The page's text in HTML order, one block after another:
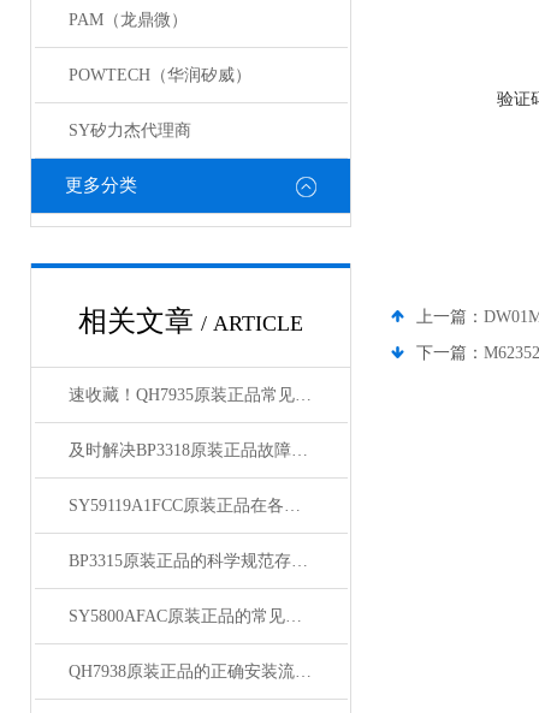
PAM（龙鼎微）
POWTECH（华润矽威）
SY矽力杰代理商
更多分类
相关文章 / ARTICLE
速收藏！QH7935原装正品常见故障的解决方法分享
及时解决BP3318原装正品故障是保障用户安全的关键
SY59119A1FCC原装正品在各领域中发挥着重要的作用
BP3315原装正品的科学规范存放方法分享
SY5800AFAC原装正品的常见故障及相应解决方案分享
QH7938原装正品的正确安装流程分享
验证
上一篇：
下一篇：